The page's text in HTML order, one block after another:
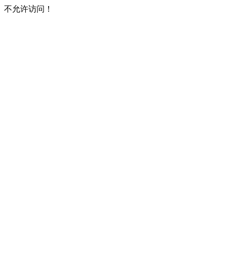
不允许访问！